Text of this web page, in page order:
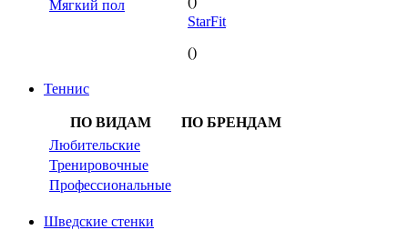
Мягкий пол
StarFit
()
Теннис
ПО ВИДАМ
ПО БРЕНДАМ
Любительские
Тренировочные
Профессиональные
Шведские стенки